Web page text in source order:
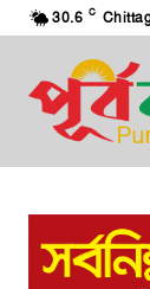
30.6 C